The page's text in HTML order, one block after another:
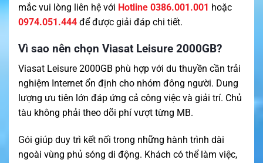
mắc vui lòng liên hệ với Hotline 0386.001.001 hoặc
0974.051.444 để được giải đáp chi tiết.
Vì sao nên chọn Viasat Leisure 2000GB?
Viasat Leisure 2000GB phù hợp với du thuyền cần trải
nghiệm Internet ổn định cho nhóm đông người. Dung
lượng ưu tiên lớn đáp ứng cả công việc và giải trí. Chủ
tàu không phải theo dõi phí vượt từng MB.
Gói giúp duy trì kết nối trong những hành trình dài
ngoài vùng phủ sóng di động. Khách có thể làm việc,